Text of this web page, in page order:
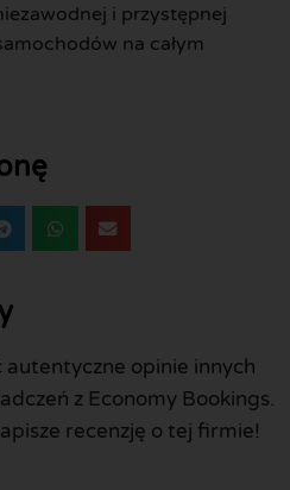
i przystępnej
na całym
opinie innych
z Economy Bookings.
recenzję o tej firmie!